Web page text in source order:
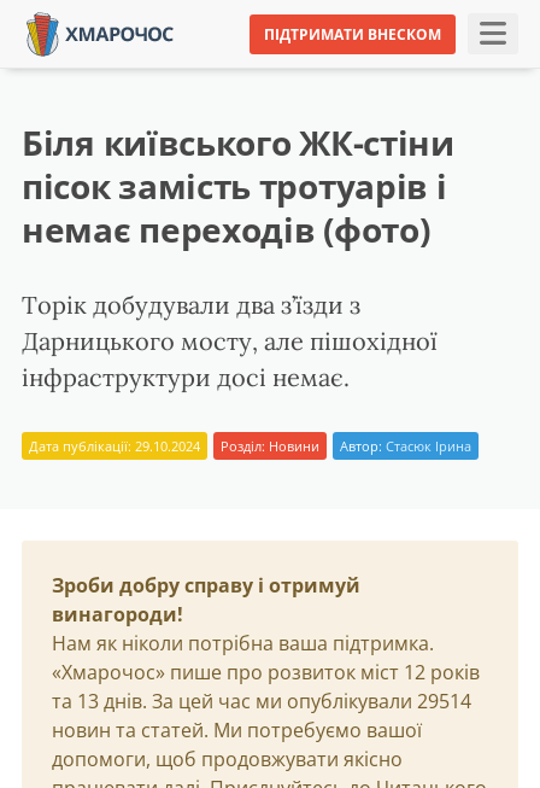
ПІДТРИМАТИ ВНЕСКОМ
Біля київського ЖК-стіни
пісок замість тротуарів і
немає переходів (фото)
Торік добудували два з’їзди з
Дарницького мосту, але пішохідної
інфраструктури досі немає.
Дата публікації: 29.10.2024 Розділ: Новини Автор: Стасюк Ірина
Зроби добру справу і отримуй
винагороди!
Нам як ніколи потрібна ваша підтримка.
«Хмарочос» пише про розвиток міст 12 років
та 13 днів. За цей час ми опублікували 29514
новин та статей. Ми потребуємо вашої
допомоги, щоб продовжувати якісно